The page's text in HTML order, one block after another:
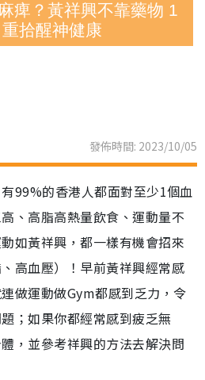
痺？黃祥興不靠藥物 1
拾醒神健康
發佈時間: 2023/10/05
99%的香港人都面對至少1個血
、高脂高熱量飲食、運動量不
如黃祥興，都一樣有機會招來
高血壓）！早前黃祥興經常感
做運動做Gym都感到乏力，令
；如果你都經常感到疲乏無
，並參考祥興的方法去解決問